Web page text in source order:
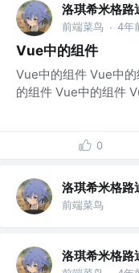
洛琪希米格路
前端菜鸟 · 4年
Vue中的组件
Vue中的组件 Vue中
的组件 Vue中的组件
0
洛琪希米格路
前端菜鸟
洛琪希米格路